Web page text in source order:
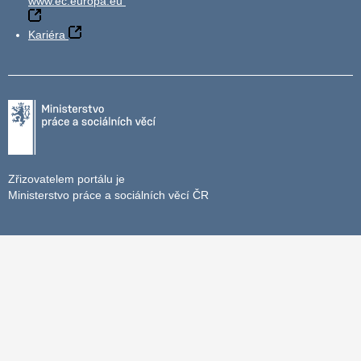
Kariéra
Zřizovatelem portálu je
Ministerstvo práce a sociálních věcí ČR